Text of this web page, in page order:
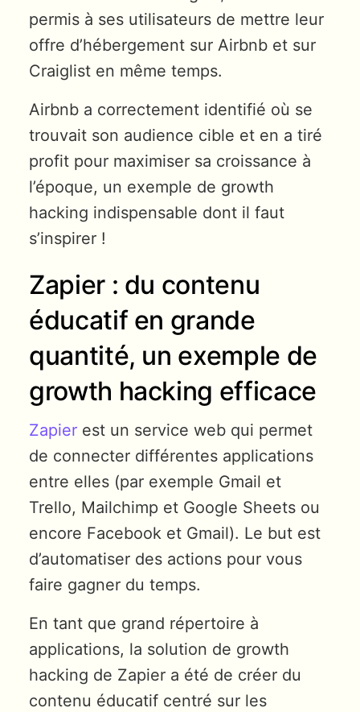
permis à ses utilisateurs de mettre leur
offre d’hébergement sur Airbnb et sur
Craiglist en même temps.
Airbnb a correctement identifié où se
trouvait son audience cible et en a tiré
profit pour maximiser sa croissance à
l’époque, un exemple de growth
hacking indispensable dont il faut
s’inspirer !
Zapier : du contenu
éducatif en grande
quantité, un exemple de
growth hacking efficace
Zapier est un service web qui permet
de connecter différentes applications
entre elles (par exemple Gmail et
Trello, Mailchimp et Google Sheets ou
encore Facebook et Gmail). Le but est
d’automatiser des actions pour vous
faire gagner du temps.
En tant que grand répertoire à
applications, la solution de growth
hacking de Zapier a été de créer du
contenu éducatif centré sur les